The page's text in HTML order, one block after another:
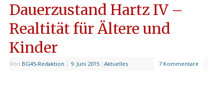
Dauerzustand Hartz IV –
Realtität für Ältere und
Kinder
Von BG45-Redaktion | 9. Juni 2015 | Aktuelles 7 Kommentare